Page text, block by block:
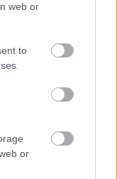
web or
to
or
az